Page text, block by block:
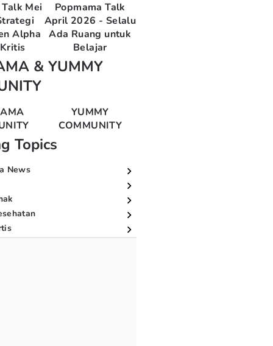
Mei
Alpha
Popmama Talk
April 2026 - Selalu
Ada Ruang untuk
Belajar
& YUMMY
YUMMY
COMMUNITY
Topics
News